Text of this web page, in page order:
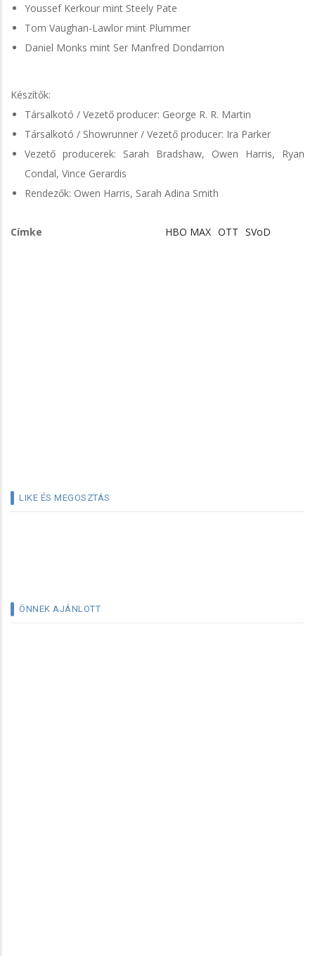
Youssef Kerkour mint Steely Pate
Tom Vaughan-Lawlor mint Plummer
Daniel Monks mint Ser Manfred Dondarrion
Készítők:
Társalkotó / Vezető producer: George R. R. Martin
Társalkotó / Showrunner / Vezető producer: Ira Parker
Vezető producerek: Sarah Bradshaw, Owen Harris, Ryan
Condal, Vince Gerardis
Rendezők: Owen Harris, Sarah Adina Smith
Címke HBO MAX OTT SVoD
LIKE ÉS MEGOSZTÁS
ÖNNEK AJÁNLOTT